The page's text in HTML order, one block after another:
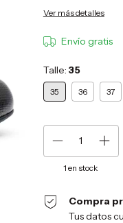
Ver más detalles
Envío gratis
Talle: 35
35 36 37
1 en stock
Compra
Tus datos